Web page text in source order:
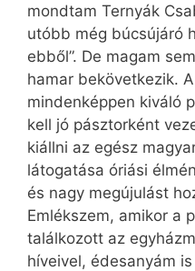
mondtam Ternyák
utóbb még búcsújáró
ebből”. De magam
hamar bekövetkezik.
mindenképpen kiváló
kell jó pásztorként
kiállni az egész
látogatása óriási
és nagy megújulást
Emlékszem, amikor a
találkozott az
híveivel, édesanyám